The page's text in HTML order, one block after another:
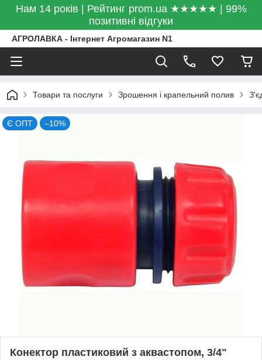
Нам 14 років | Рейтинг prom.ua ★★★★★ | 99%
позитивні відгуки
АГРОЛАВКА - Інтернет Агромагазин N1
Товари та послуги Зрошення і крапельний полив
Є ОПТ –10%
Конектор пластиковий з аквастопом, 3/4"